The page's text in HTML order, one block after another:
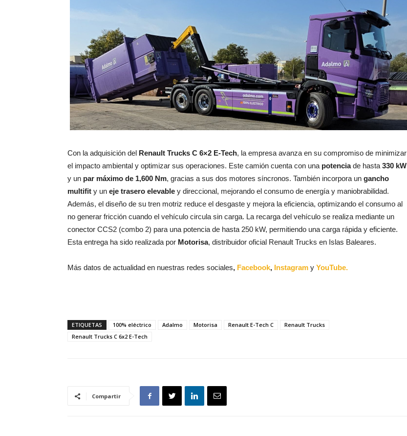
Con la adquisición del Renault Trucks C 6×2 E-Tech, la empresa avanza en su compromiso de minimizar
el impacto ambiental y optimizar sus operaciones. Este camión cuenta con una potenciade hasta 330 kW
y un par máximo de 1,600 Nm, gracias a sus dos motores síncronos. También incorpora un gancho
multifit y un eje trasero elevable y direccional, mejorando el consumo de energía y maniobrabilidad.
Además, el diseño de su tren motriz reduce el desgaste y mejora la eficiencia, optimizando el consumo al
no generar fricción cuando el vehículo circula sin carga. La recarga del vehículo se realiza mediante un
conector CCS2 (combo 2) para una potencia de hasta 250 kW, permitiendo una carga rápida y eficiente.
Esta entrega ha sido realizada por Motorisa, distribuidor oficial Renault Trucks en Islas Baleares.
Más datos de actualidad en nuestras redes sociales, Facebook, Instagram y YouTube.
ETIQUETAS 100% eléctrico Adalmo Motorisa Renault E-Tech C
Renault Trucks
Renault Trucks C 6x2 E-Tech
Compartir